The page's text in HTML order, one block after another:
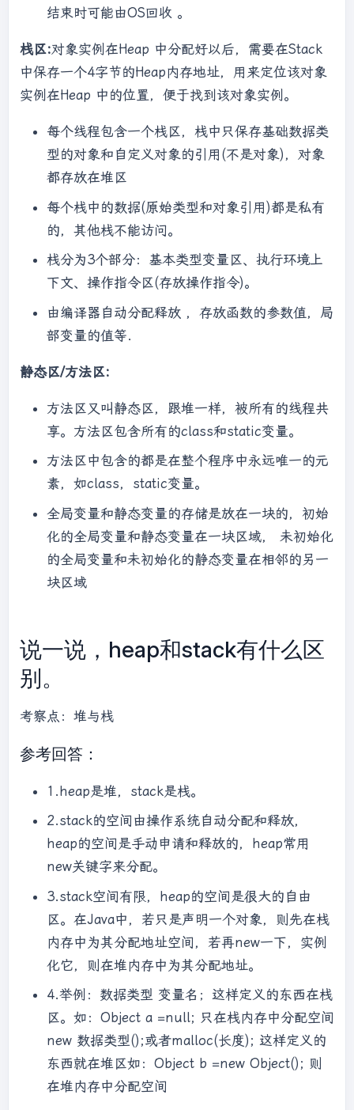
结束时可能由OS回收 。
栈区:对象实例在Heap 中分配好以后，需要在Stack
中保存一个4字节的Heap内存地址，用来定位该对象
实例在Heap 中的位置，便于找到该对象实例。
每个线程包含一个栈区，栈中只保存基础数据类
型的对象和自定义对象的引用(不是对象)，对象
都存放在堆区
每个栈中的数据(原始类型和对象引用)都是私有
的，其他栈不能访问。
栈分为3个部分：基本类型变量区、执行环境上
下文、操作指令区(存放操作指令)。
由编译器自动分配释放 ，存放函数的参数值，局
部变量的值等．
静态区/方法区:
方法区又叫静态区，跟堆一样，被所有的线程共
享。方法区包含所有的class和static变量。
方法区中包含的都是在整个程序中永远唯一的元
素，如class，static变量。
全局变量和静态变量的存储是放在一块的，初始
化的全局变量和静态变量在一块区域， 未初始化
的全局变量和未初始化的静态变量在相邻的另一
块区域
说一说，heap和stack有什么区
别。
考察点：堆与栈
参考回答：
1.heap是堆，stack是栈。
2.stack的空间由操作系统自动分配和释放，
heap的空间是手动申请和释放的，heap常用
new关键字来分配。
3.stack空间有限，heap的空间是很大的自由
区。在Java中，若只是声明一个对象，则先在栈
内存中为其分配地址空间，若再new一下，实例
化它，则在堆内存中为其分配地址。
4.举例：数据类型 变量名；这样定义的东西在栈
区。如：Object a =null; 只在栈内存中分配空间
new 数据类型();或者malloc(长度); 这样定义的
东西就在堆区如：Object b =new Object(); 则
在堆内存中分配空间